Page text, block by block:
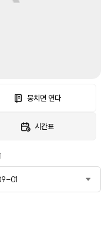
뭉치면 연다
시간표
01
27
01